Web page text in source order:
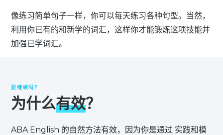
像练习简单句子一样，你可以每天练习各种句型。当然，
利用你已有的和新学的词汇，这样你才能锻炼这项技能并
加强已学词汇。
要继续吗？
为什么有效？
ABA English 的自然方法有效，因为你是通过 实践和模